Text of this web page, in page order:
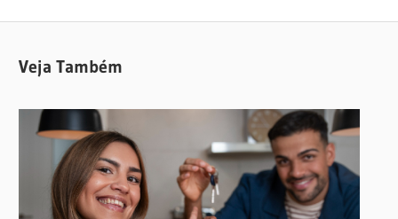
Veja Também